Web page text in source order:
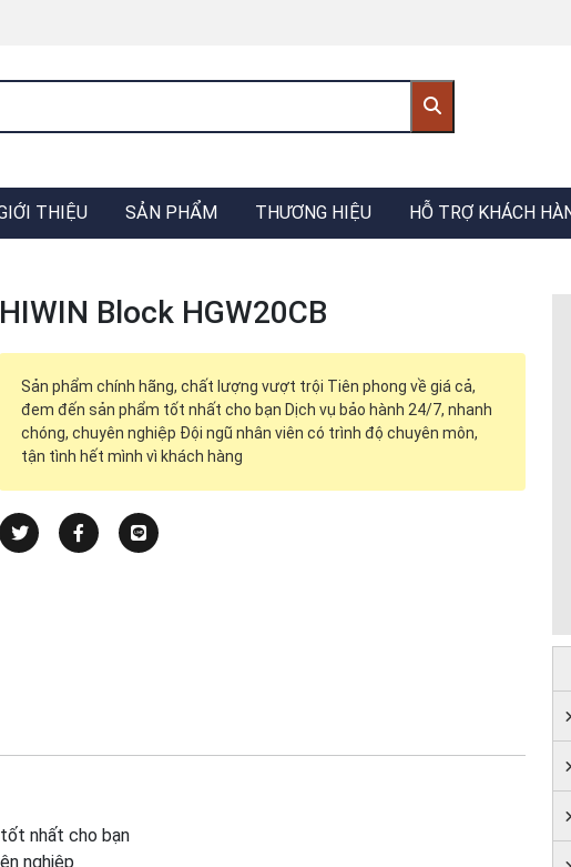
THIỆU SẢN PHẨM THƯƠNG HIỆU HỖ TRỢ KHÁCH
HIWIN Block HGW20CB
Sản phẩm chính hãng, chất lượng vượt trội Tiên phong về giá cả,
đem đến sản phẩm tốt nhất cho bạn Dịch vụ bảo hành 24/7, nhanh
chóng, chuyên nghiệp Đội ngũ nhân viên có trình độ chuyên môn,
tận tình hết mình vì khách hàng
nhất cho bạn
nghiệp